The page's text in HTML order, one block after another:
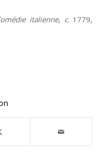
italienne, c. 1779,